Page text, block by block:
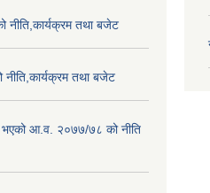
तथा बजेट
तथा बजेट
भएको आ.व. २०७७/७८ को नीति